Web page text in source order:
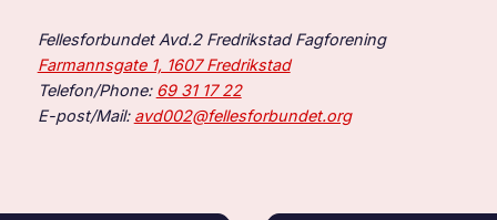
Fellesforbundet Avd.2 Fredrikstad Fagforening
Farmannsgate 1, 1607 Fredrikstad
Telefon/Phone: 69 31 17 22
E-post/Mail: avd002@fellesforbundet.org